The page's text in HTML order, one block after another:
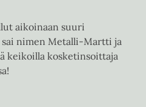
aikoinaan suuri
nimen Metalli-Martti ja
keikoilla kosketinsoittaja